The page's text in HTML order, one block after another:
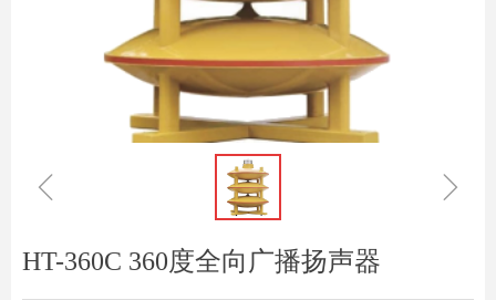
ꁆ ꁇ
HT-360C 360度全向广播扬声器